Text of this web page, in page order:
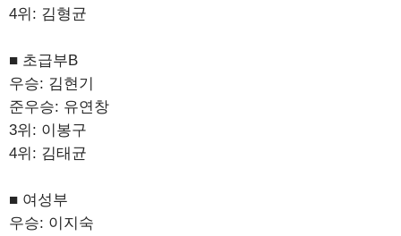
4위: 김형균
■ 초급부B
우승: 김현기
준우승: 유연창
3위: 이봉구
4위: 김태균
■ 여성부
우승: 이지숙